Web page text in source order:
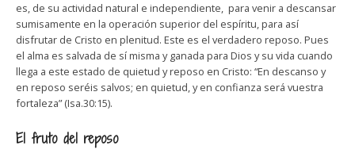
es, de su actividad natural e independiente, para venir a descansar
sumisamente en la operación superior del espíritu, para así
disfrutar de Cristo en plenitud. Este es el verdadero reposo. Pues
el alma es salvada de sí misma y ganada para Dios y su vida cuando
llega a este estado de quietud y reposo en Cristo: “En descanso y
en reposo seréis salvos; en quietud, y en confianza será vuestra
fortaleza” (Isa.30:15).
El fruto del reposo